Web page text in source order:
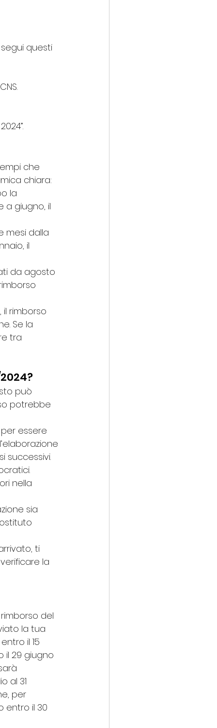
questi
che
chiara:
la
a giugno, il
mesi dalla
il
da agosto
rimborso
Se la
tra
può
potrebbe
essere
successivi.
nella
sia
ti
la
rimborso del
la tua
il 15
il 29 giugno
al 31
per
entro il 30